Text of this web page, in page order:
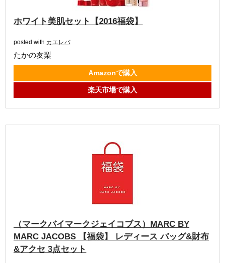
ホワイト美肌セット【2016福袋】
posted with カエレバ
たかの友梨
Amazonで購入
楽天市場で購入
（マークバイマークジェイコブス）MARC BY
MARC JACOBS 【福袋】 レディース バッグ&財布
&アクセ 3点セット